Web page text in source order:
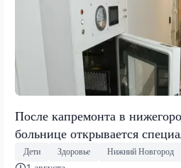
После капремонта в
больнице открывается
Дети Здоровье Нижний Новгород